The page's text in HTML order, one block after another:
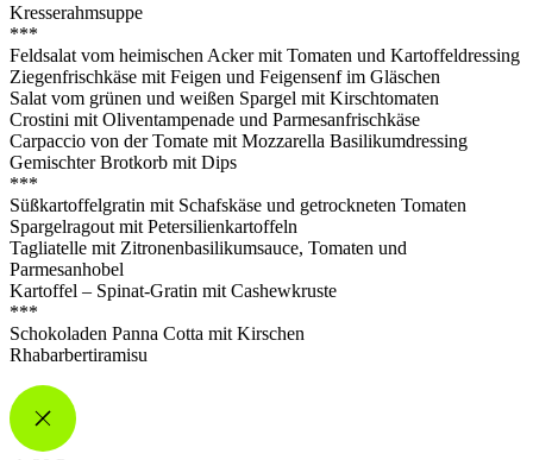
Kresserahmsuppe
***
Feldsalat vom heimischen Acker mit Tomaten und Kartoffeldressing
Ziegenfrischkäse mit Feigen und Feigensenf im Gläschen
Salat vom grünen und weißen Spargel mit Kirschtomaten
Crostini mit Oliventampenade und Parmesanfrischkäse
Carpaccio von der Tomate mit Mozzarella Basilikumdressing
GemischterBrotkorb mit Dips
***
Süßkartoffelgratin mit Schafskäse und getrockneten Tomaten
Spargelragout mit Petersilienkartoffeln
Tagliatelle mit Zitronenbasilikumsauce, Tomaten und
Parmesanhobel
Kartoffel – Spinat-Gratin mit Cashewkruste
***
Schokoladen Panna Cotta mit Kirschen
Rhabarbertiramisu